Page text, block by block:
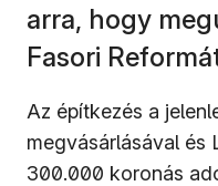
arra, hogy
Fasori
Az építkezés a
megvásárlásával és
300.000 koronás